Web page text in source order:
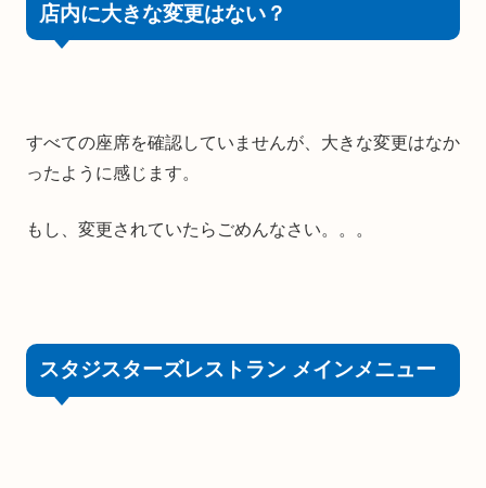
店内に大きな変更はない？
すべての座席を確認していませんが、大きな変更はなか
ったように感じます。
もし、変更されていたらごめんなさい。。。
スタジスターズレストラン メインメニュー